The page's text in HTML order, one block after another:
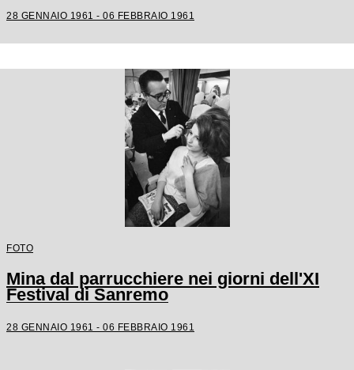
28 GENNAIO 1961 - 06 FEBBRAIO 1961
FOTO
Mina dal parrucchiere nei giorni dell'XI
Festival di Sanremo
28 GENNAIO 1961 - 06 FEBBRAIO 1961